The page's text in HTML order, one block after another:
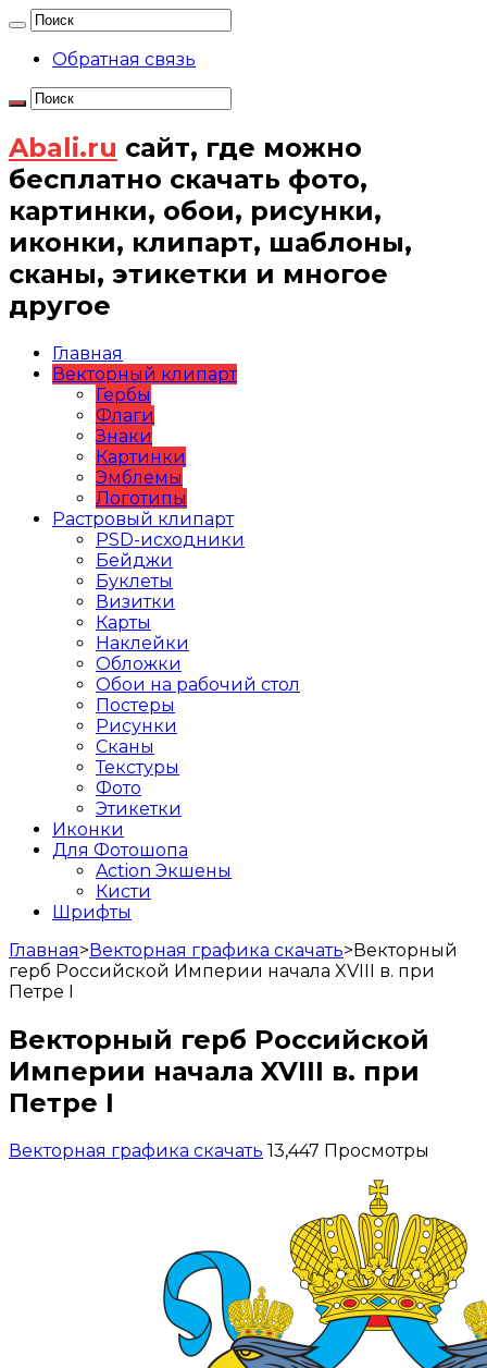
Обратная связь
Abali.ru сайт, где можно
бесплатно скачать фото,
картинки, обои, рисунки,
иконки, клипарт, шаблоны,
сканы, этикетки и многое
другое
Главная
Векторный клипарт
Гербы
Флаги
Знаки
Картинки
Эмблемы
Логотипы
Растровый клипарт
PSD-исходники
Бейджи
Буклеты
Визитки
Карты
Наклейки
Обложки
Обои на рабочий стол
Постеры
Рисунки
Сканы
Текстуры
Фото
Этикетки
Иконки
Для Фотошопа
Action Экшены
Кисти
Шрифты
Главная>Векторная графика скачать>Векторный
герб Российской Империи начала XVIII в. при
Петре I
Векторный герб Российской
Империи начала XVIII в. при
Петре I
Векторная графика скачать 13,447 Просмотры